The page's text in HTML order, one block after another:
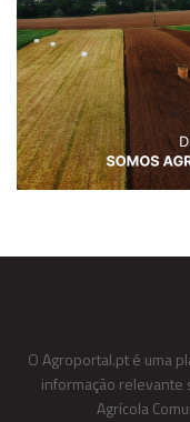
O Agroportal.pt é uma
informação relevante
Agrícola